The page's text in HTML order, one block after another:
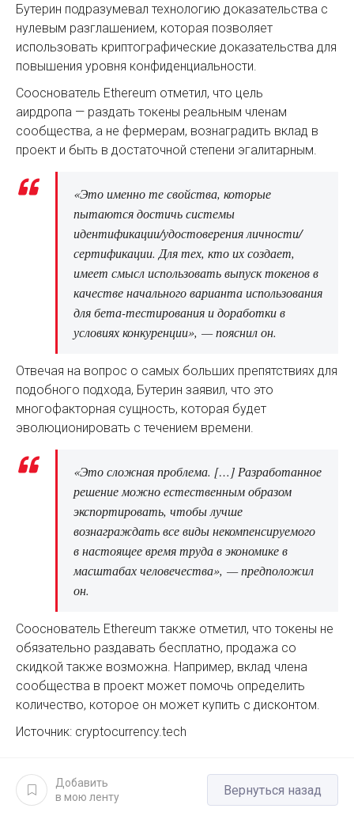
Бутерин подразумевал технологию доказательства с
нулевым разглашением, которая позволяет
использовать криптографические доказательства для
повышения уровня конфиденциальности.
Сооснователь Ethereum отметил, что цель
аирдропа — раздать токены реальным членам
сообщества, а не фермерам, вознаградить вклад в
проект и быть в достаточной степени эгалитарным.
«Это именно те свойства, которые
пытаются достичь системы
идентификации/удостоверения личности/
сертификации. Для тех, кто их создает,
имеет смысл использовать выпуск токенов в
качестве начального варианта использования
для бета-тестирования и доработки в
условиях конкуренции», — пояснил он.
Отвечая на вопрос о самых больших препятствиях для
подобного подхода, Бутерин заявил, что это
многофакторная сущность, которая будет
эволюционировать с течением времени.
«Это сложная проблема. […] Разработанное
решение можно естественным образом
экспортировать, чтобы лучше
вознаграждать все виды некомпенсируемого
в настоящее время труда в экономике в
масштабах человечества», — предположил
он.
Сооснователь Ethereum также отметил, что токены не
обязательно раздавать бесплатно, продажа со
скидкой также возможна. Например, вклад члена
сообщества в проект может помочь определить
количество, которое он может купить с дисконтом.
Источник: cryptocurrency.tech
Добавить
в мою ленту
Вернуться назад